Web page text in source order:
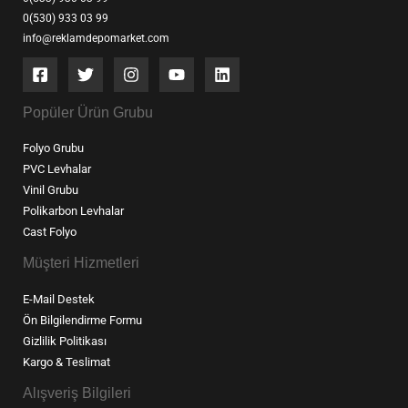
0(530) 933 03 99
info@reklamdepomarket.com
Popüler Ürün Grubu
Folyo Grubu
PVC Levhalar
Vinil Grubu
Polikarbon Levhalar
Cast Folyo
Müşteri Hizmetleri
E-Mail Destek
Ön Bilgilendirme Formu
Gizlilik Politikası
Kargo & Teslimat
Alışveriş Bilgileri